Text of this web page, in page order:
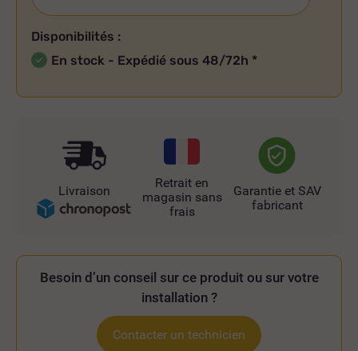
Disponibilités :
En stock - Expédié sous 48/72h *
Livraison
Retrait en
magasin sans
frais
Garantie et SAV
fabricant
Besoin d’un conseil sur ce produit ou sur votre
installation ?
Contacter un technicien